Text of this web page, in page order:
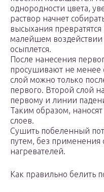
однородности цвета,
раствор начнет
высыхания
малейшем воздействии
осыплется.
После нанесения
просушивают не менее
слой можно только
первого. Второй слой
первому и линии
Таким образом,
слоев.
Сушить побеленный
путем, без применения
нагревателей.
Как правильно белить